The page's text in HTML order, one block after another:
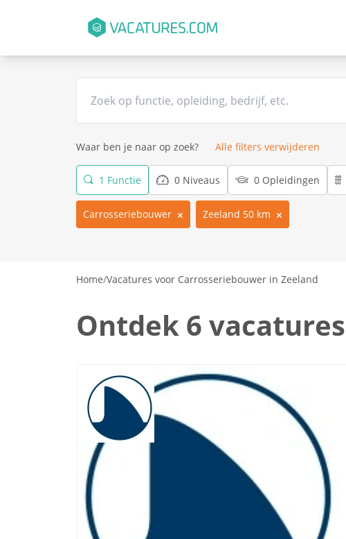
Waar ben je naar op zoek? Alle filters verwijderen
1 Functie 0 Niveaus 0 Opleidingen
Carrosseriebouwer Zeeland 50 km
Home/Vacatures voor Carrosseriebouwer in Zeeland
Ontdek 6 vacatures